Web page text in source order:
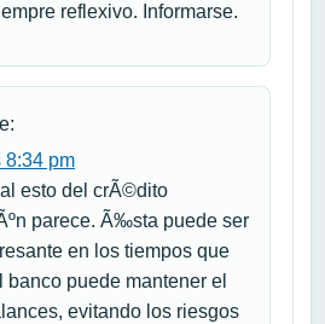
reflexivo. Informarse.
8:34 pm
esto del crÃ©dito
parece. Ã‰sta puede ser
en los tiempos que
banco puede mantener el
evitando los riesgos